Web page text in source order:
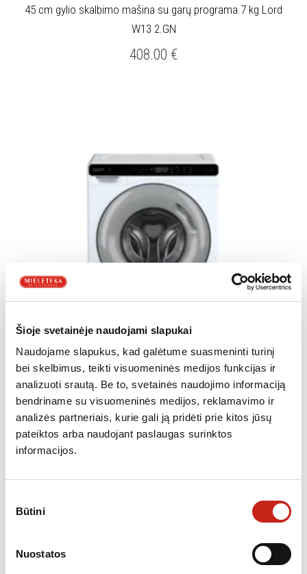
Šioje svetainėje naudojami slapukai
Naudojame slapukus, kad galėtume suasmeninti turinį
bei skelbimus, teikti visuomeninės medijos funkcijas ir
analizuoti srautą. Be to, svetainės naudojimo informaciją
bendriname su visuomeninės medijos, reklamavimo ir
analizės partneriais, kurie gali ją pridėti prie kitos jūsų
pateiktos arba naudojant paslaugas surinktos
informacijos.
pasirinkimas
Būtini
Nuostatos
45 cm gylio skalbimo mašina su garų programa 7 kg Lord
W13 2.GN
408.00 €
SKALBYKLĖS
70 cm aukščio skalbimo mašina Candy CW50-BP12307GU-
399.00€
Nemokamas
pristatymas